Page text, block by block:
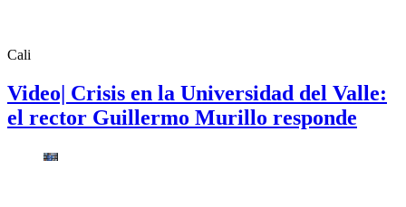
Cali
Video| Crisis en la Universidad del Valle:
el rector Guillermo Murillo responde